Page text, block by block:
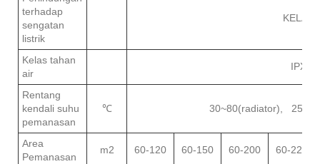
terhadap
sengatan
listrik
KELAS I
Kelas tahan
air
IPX4
Rentang
kendali suhu
pemanasan
℃ 30~80(radiator), 25-
Area
Pemanasan
m2 60-120 60-150 60-200 60-220